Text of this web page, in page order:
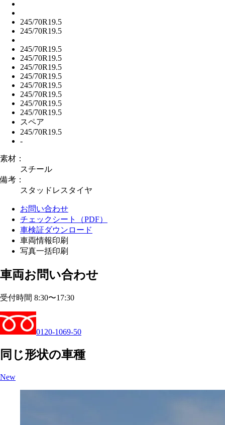
245/70R19.5
245/70R19.5
245/70R19.5
245/70R19.5
245/70R19.5
245/70R19.5
245/70R19.5
245/70R19.5
245/70R19.5
245/70R19.5
スペア
245/70R19.5
-
素材：
スチール
備考：
スタッドレスタイヤ
お問い合わせ
チェックシート（PDF）
車検証ダウンロード
車両情報印刷
写真一括印刷
車両お問い合わせ
受付時間 8:30〜17:30
0120-1069-50
同じ形状の車種
New